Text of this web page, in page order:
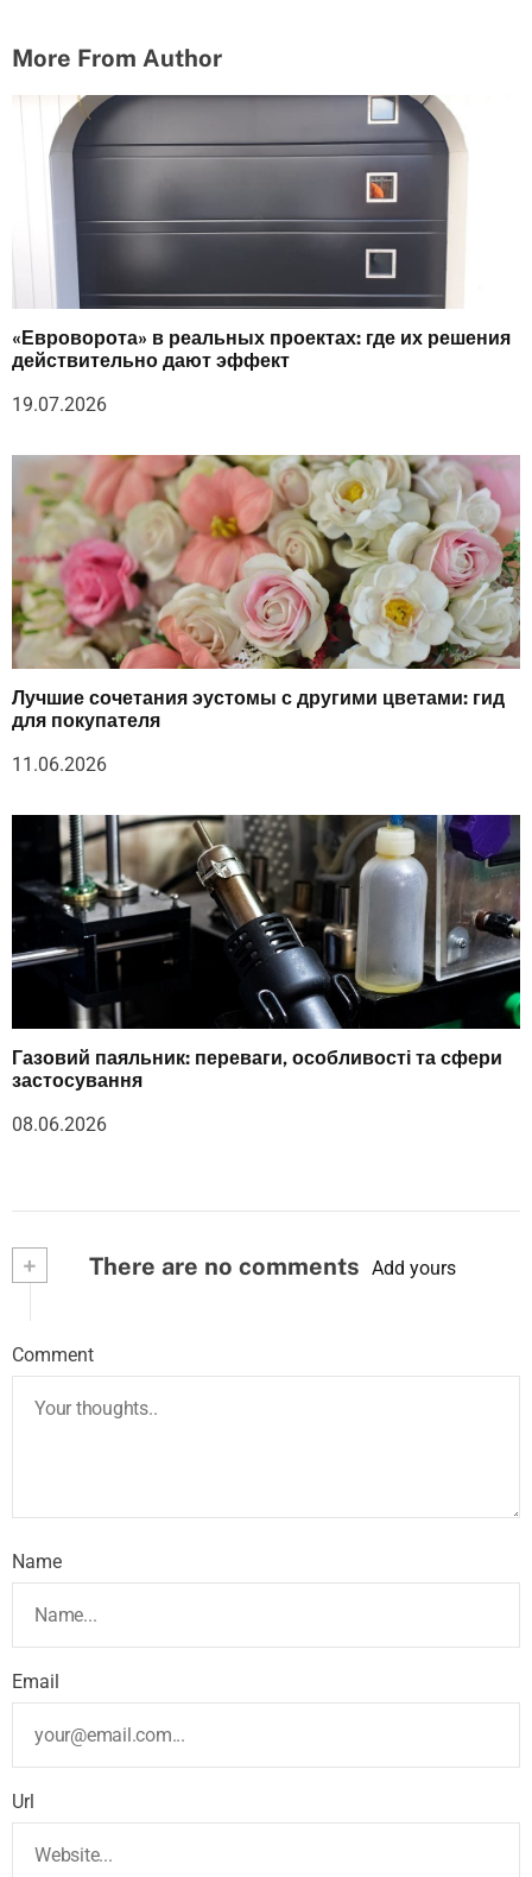
More From Author
«Евроворота» в реальных проектах: где их решения
действительно дают эффект
19.07.2026
Лучшие сочетания эустомы с другими цветами: гид
для покупателя
11.06.2026
Газовий паяльник: переваги, особливості та сфери
застосування
08.06.2026
+ There are no comments Add yours
Comment
Name
Email
Url